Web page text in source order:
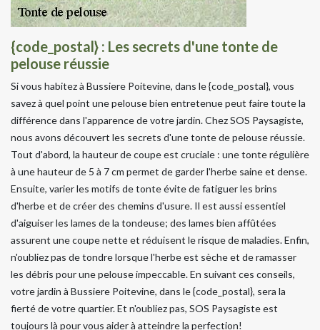
{code_postal} : Les secrets d'une tonte de
pelouse réussie
Si vous habitez à Bussiere Poitevine, dans le {code_postal}, vous
savez à quel point une pelouse bien entretenue peut faire toute la
différence dans l'apparence de votre jardin. Chez SOS Paysagiste,
nous avons découvert les secrets d'une tonte de pelouse réussie.
Tout d'abord, la hauteur de coupe est cruciale : une tonte régulière
à une hauteur de 5 à 7 cm permet de garder l'herbe saine et dense.
Ensuite, varier les motifs de tonte évite de fatiguer les brins
d'herbe et de créer des chemins d'usure. Il est aussi essentiel
d'aiguiser les lames de la tondeuse; des lames bien affûtées
assurent une coupe nette et réduisent le risque de maladies. Enfin,
n'oubliez pas de tondre lorsque l'herbe est sèche et de ramasser
les débris pour une pelouse impeccable. En suivant ces conseils,
votre jardin à Bussiere Poitevine, dans le {code_postal}, sera la
fierté de votre quartier. Et n'oubliez pas, SOS Paysagiste est
toujours là pour vous aider à atteindre la perfection!